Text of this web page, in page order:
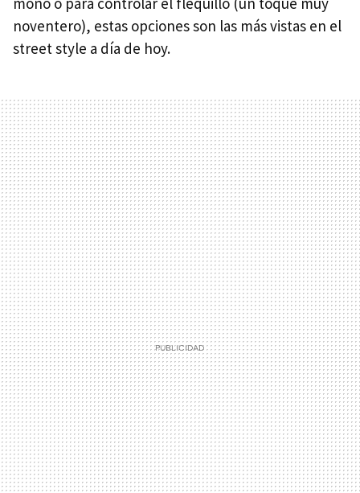
noventero), estas opciones son las más vistas en el
street style a día de hoy.